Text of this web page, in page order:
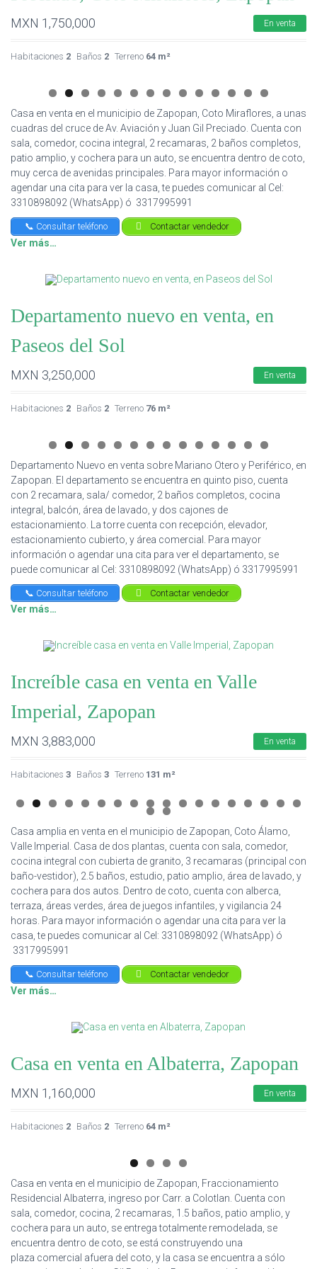
MXN 1,750,000 En venta
Habitaciones 2 Baños 2 Terreno 64 m²
Casa en venta en el municipio de Zapopan, Coto Miraflores, a unas
cuadras del cruce de Av. Aviación y Juan Gil Preciado. Cuenta con
sala, comedor, cocina integral, 2 recamaras, 2 baños completos,
patio amplio, y cochera para un auto, se encuentra dentro de coto,
muy cerca de avenidas principales. Para mayor información o
agendar una cita para ver la casa, te puedes comunicar al Cel:
3310898092 (WhatsApp) ó 3317995991
📞 Consultar teléfono Contactar vendedor
Ver más…
Departamento nuevo en venta, en
Paseos del Sol
MXN 3,250,000 En venta
Habitaciones 2 Baños 2 Terreno 76 m²
Departamento Nuevo en venta sobre Mariano Otero y Periférico, en
Zapopan. El departamento se encuentra en quinto piso, cuenta
con 2 recamara, sala/ comedor, 2 baños completos, cocina
integral, balcón, área de lavado, y dos cajones de
estacionamiento. La torre cuenta con recepción, elevador,
estacionamiento cubierto, y área comercial. Para mayor
información o agendar una cita para ver el departamento, se
puede comunicar al Cel: 3310898092 (WhatsApp) ó 3317995991
📞 Consultar teléfono Contactar vendedor
Ver más…
Increíble casa en venta en Valle
Imperial, Zapopan
MXN 3,883,000 En venta
Habitaciones 3 Baños 3 Terreno 131 m²
Casa amplia en venta en el municipio de Zapopan, Coto Álamo,
Valle Imperial. Casa de dos plantas, cuenta con sala, comedor,
cocina integral con cubierta de granito, 3 recamaras (principal con
baño-vestidor), 2.5 baños, estudio, patio amplio, área de lavado, y
cochera para dos autos. Dentro de coto, cuenta con alberca,
terraza, áreas verdes, área de juegos infantiles, y vigilancia 24
horas. Para mayor información o agendar una cita para ver la
casa, te puedes comunicar al Cel: 3310898092 (WhatsApp) ó
3317995991
📞 Consultar teléfono Contactar vendedor
Ver más…
Casa en venta en Albaterra, Zapopan
MXN 1,160,000 En venta
Habitaciones 2 Baños 2 Terreno 64 m²
Casa en venta en el municipio de Zapopan, Fraccionamiento
Residencial Albaterra, ingreso por Carr. a Colotlan. Cuenta con
sala, comedor, cocina, 2 recamaras, 1.5 baños, patio amplio, y
cochera para un auto, se entrega totalmente remodelada, se
encuentra dentro de coto, se está construyendo una
plaza comercial afuera del coto, y la casa se encuentra a sólo